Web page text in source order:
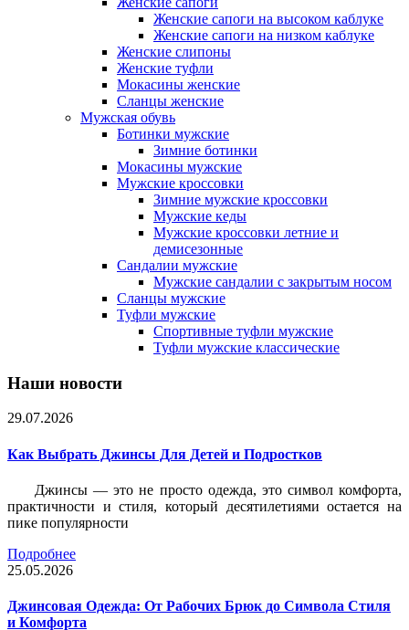
Женские сапоги на высоком каблуке
Женские сапоги на низком каблуке
Женские слипоны
Женские туфли
Мокасины женские
Сланцы женские
Мужская обувь
Ботинки мужские
Зимние ботинки
Мокасины мужские
Мужские кроссовки
Зимние мужские кроссовки
Мужские кеды
Мужские кроссовки летние и
демисезонные
Сандалии мужские
Мужские сандалии с закрытым носом
Сланцы мужские
Туфли мужские
Спортивные туфли мужские
Туфли мужские классические
Наши новости
29.07.2026
Как Выбрать Джинсы Для Детей и Подростков
Джинсы — это не просто одежда, это символ комфорта,
практичности и стиля, который десятилетиями остается на
пике популярности
Подробнее
25.05.2026
Джинсовая Одежда: От Рабочих Брюк до Символа Стиля
и Комфорта